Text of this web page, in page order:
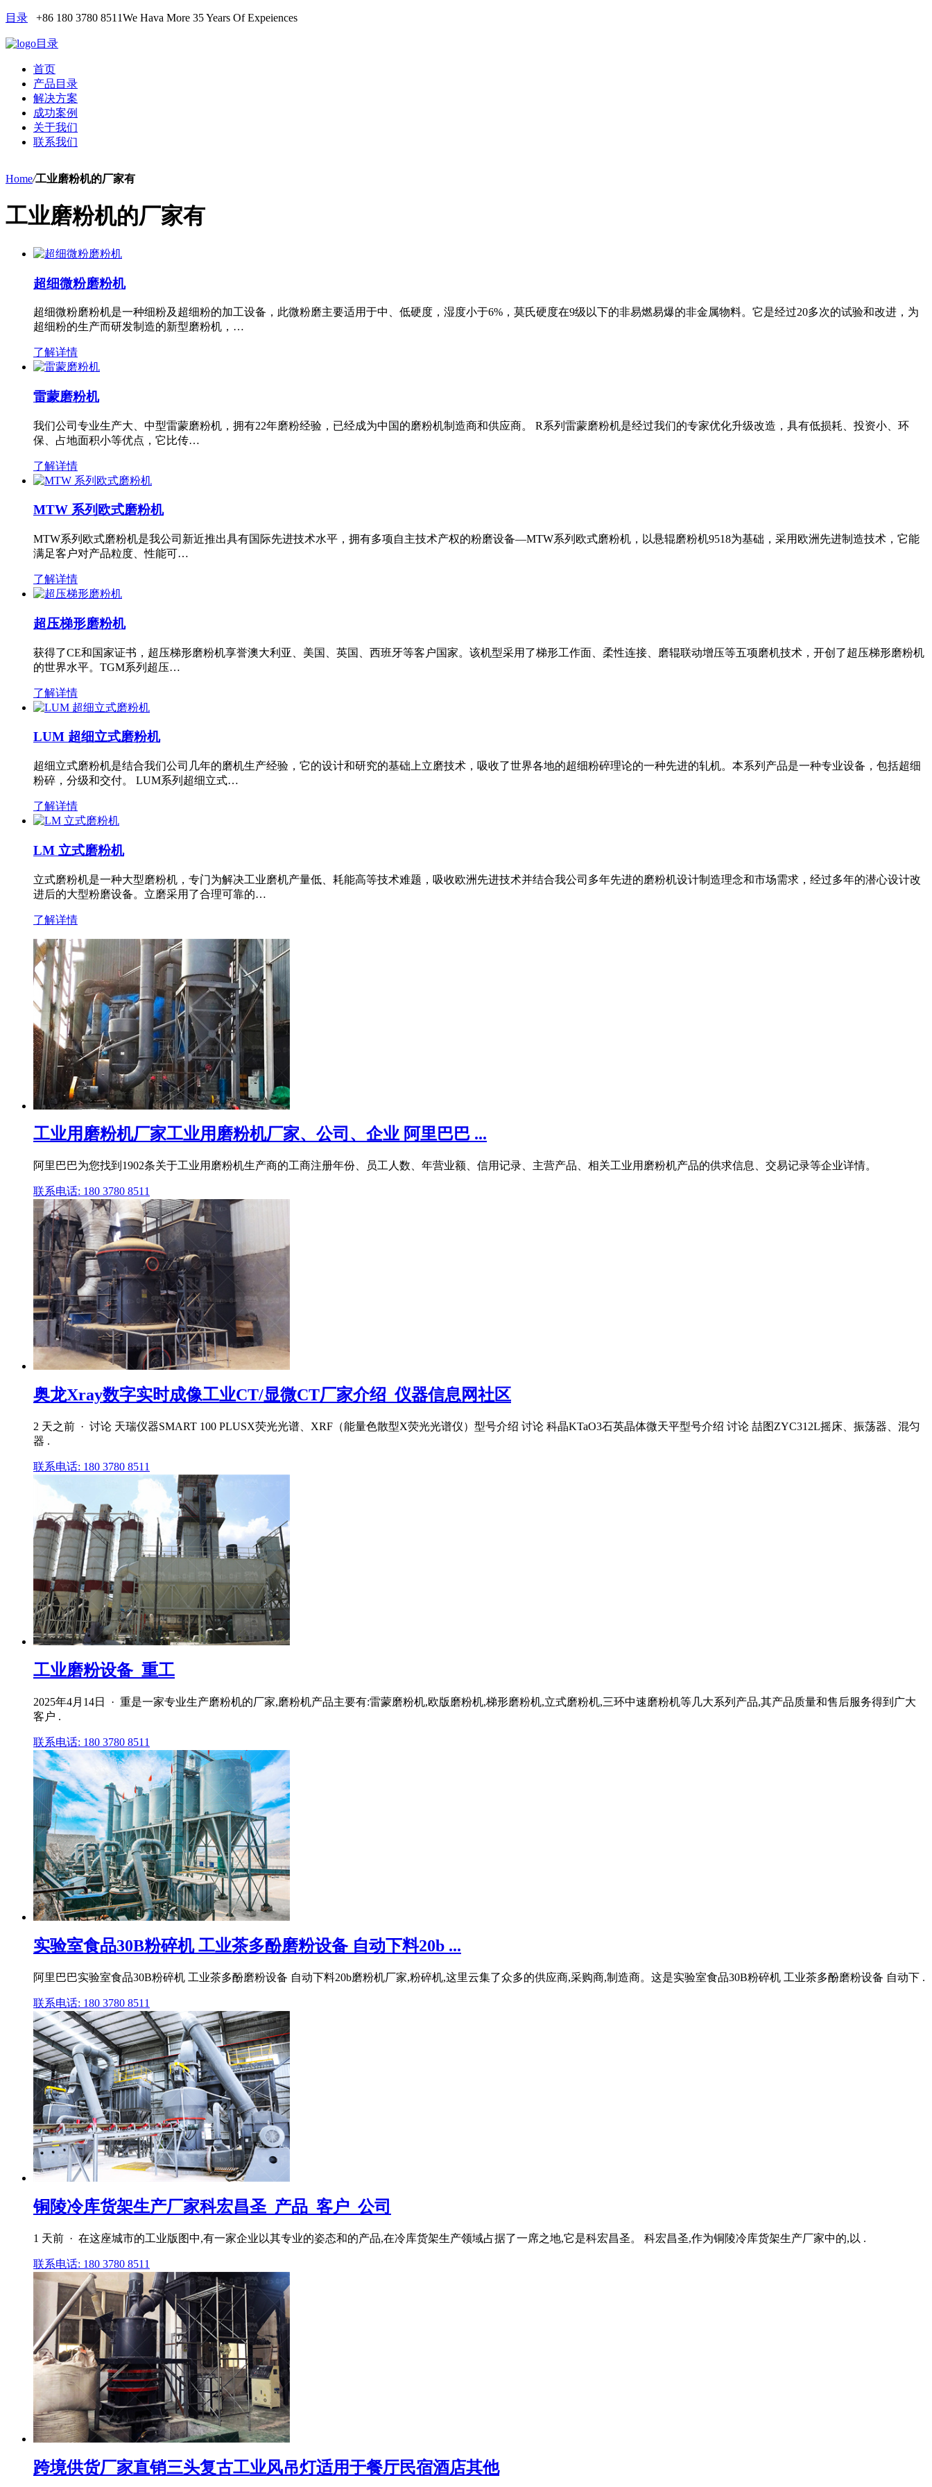
目录 +86 180 3780 8511We Hava More 35 Years Of Expeiences
目录
首页
产品目录
解决方案
成功案例
关于我们
联系我们
Home/工业磨粉机的厂家有
工业磨粉机的厂家有
超细微粉磨粉机
超细微粉磨粉机是一种细粉及超细粉的加工设备，此微粉磨主要适用于中、低硬度，湿度小于6%，莫氏硬度在9级以下的非易燃易爆的非金属物料。它是经过20多次的试验和改进，为
超细粉的生产而研发制造的新型磨粉机，…
了解详情
雷蒙磨粉机
我们公司专业生产大、中型雷蒙磨粉机，拥有22年磨粉经验，已经成为中国的磨粉机制造商和供应商。 R系列雷蒙磨粉机是经过我们的专家优化升级改造，具有低损耗、投资小、环
保、占地面积小等优点，它比传…
了解详情
MTW 系列欧式磨粉机
MTW系列欧式磨粉机是我公司新近推出具有国际先进技术水平，拥有多项自主技术产权的粉磨设备—MTW系列欧式磨粉机，以悬辊磨粉机9518为基础，采用欧洲先进制造技术，它能
满足客户对产品粒度、性能可…
了解详情
超压梯形磨粉机
获得了CE和国家证书，超压梯形磨粉机享誉澳大利亚、美国、英国、西班牙等客户国家。该机型采用了梯形工作面、柔性连接、磨辊联动增压等五项磨机技术，开创了超压梯形磨粉机
的世界水平。TGM系列超压…
了解详情
LUM 超细立式磨粉机
超细立式磨粉机是结合我们公司几年的磨机生产经验，它的设计和研究的基础上立磨技术，吸收了世界各地的超细粉碎理论的一种先进的轧机。本系列产品是一种专业设备，包括超细
粉碎，分级和交付。 LUM系列超细立式…
了解详情
LM 立式磨粉机
立式磨粉机是一种大型磨粉机，专门为解决工业磨机产量低、耗能高等技术难题，吸收欧洲先进技术并结合我公司多年先进的磨粉机设计制造理念和市场需求，经过多年的潜心设计改
进后的大型粉磨设备。立磨采用了合理可靠的…
了解详情
工业用磨粉机厂家工业用磨粉机厂家、公司、企业 阿里巴巴 ...
阿里巴巴为您找到1902条关于工业用磨粉机生产商的工商注册年份、员工人数、年营业额、信用记录、主营产品、相关工业用磨粉机产品的供求信息、交易记录等企业详情。
联系电话: 180 3780 8511
奥龙Xray数字实时成像工业CT/显微CT厂家介绍_仪器信息网社区
2 天之前 · 讨论 天瑞仪器SMART 100 PLUSX荧光光谱、XRF（能量色散型X荧光光谱仪）型号介绍 讨论 科晶KTaO3石英晶体微天平型号介绍 讨论 喆图ZYC312L摇床、振荡器、混匀
器 .
联系电话: 180 3780 8511
工业磨粉设备_重工
2025年4月14日 · 重是一家专业生产磨粉机的厂家,磨粉机产品主要有:雷蒙磨粉机,欧版磨粉机,梯形磨粉机,立式磨粉机,三环中速磨粉机等几大系列产品,其产品质量和售后服务得到广大
客户 .
联系电话: 180 3780 8511
实验室食品30B粉碎机 工业茶多酚磨粉设备 自动下料20b ...
阿里巴巴实验室食品30B粉碎机 工业茶多酚磨粉设备 自动下料20b磨粉机厂家,粉碎机,这里云集了众多的供应商,采购商,制造商。这是实验室食品30B粉碎机 工业茶多酚磨粉设备 自动下 .
联系电话: 180 3780 8511
铜陵冷库货架生产厂家科宏昌圣_产品_客户_公司
1 天前 · 在这座城市的工业版图中,有一家企业以其专业的姿态和的产品,在冷库货架生产领域占据了一席之地,它是科宏昌圣。 科宏昌圣,作为铜陵冷库货架生产厂家中的,以 .
联系电话: 180 3780 8511
跨境供货厂家直销三头复古工业风吊灯适用于餐厅民宿酒店其他